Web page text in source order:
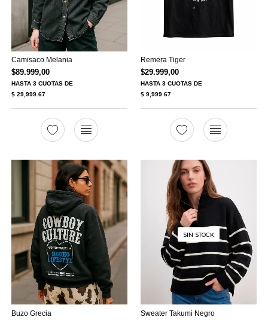
Camisaco Melania
$89.999,00
HASTA 3 CUOTASDE
$ 29,999.67
Remera Tiger
$29.999,00
HASTA3 CUOTAS DE
$ 9,999.67
Buzo Grecia
SIN STOCK
Sweater Takumi Negro